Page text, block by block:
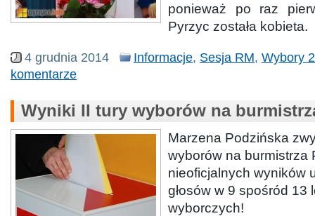
ponieważ po raz
Pyrzyc została kobieta.
4 grudnia 2014 Informacje, Sesja RM, Wybory
komentarze
Wyniki II tury wyborów na
Marzena Podzińska
wyborów na burmistrza
nieoficjalnych wyników
głosów w 9 spośród 13
wyborczych!